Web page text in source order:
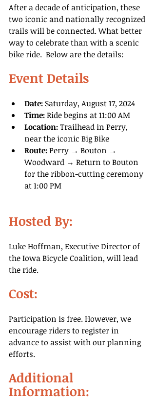
After a decade of anticipation, these
two iconic and nationally recognized
trails will be connected. What better
way to celebrate than with a scenic
bike ride.  Below are the details:
Event Details
Date: Saturday, August 17, 2024
Time: Ride begins at 11:00 AM
Location: Trailhead in Perry,
near the iconic Big Bike
Route: Perry → Bouton →
Woodward → Return to Bouton
for the ribbon-cutting ceremony
at 1:00 PM
Hosted By:
Luke Hoffman, Executive Director of
the Iowa Bicycle Coalition, will lead
the ride.
Cost:
Participation is free. However, we
encourage riders to register in
advance to assist with our planning
efforts.
Additional
Information: